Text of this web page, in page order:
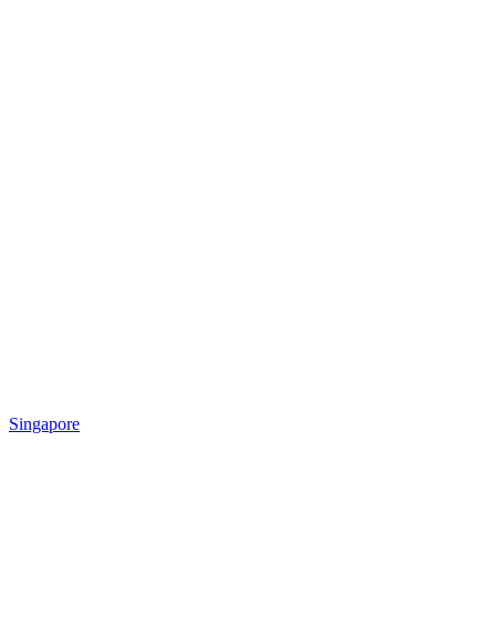
Singapore